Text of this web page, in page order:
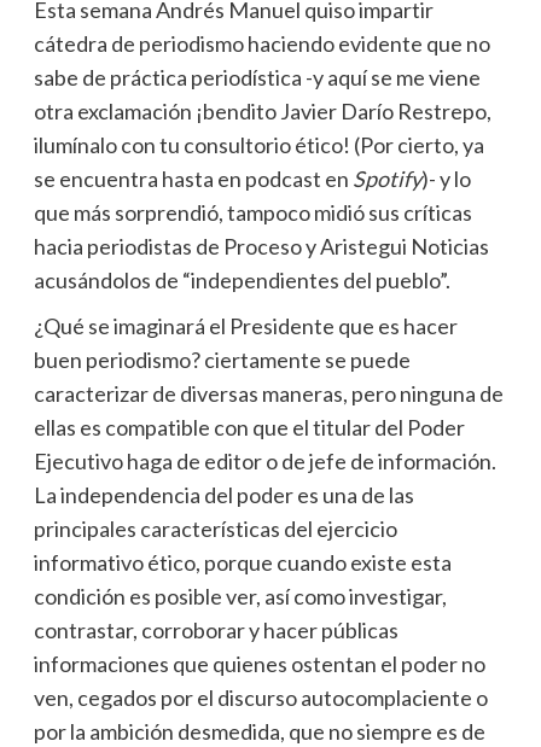
Esta semana Andrés Manuel quiso impartir
cátedra de periodismo haciendo evidente que no
sabe de práctica periodística -y aquí se me viene
otra exclamación ¡bendito Javier Darío Restrepo,
ilumínalo con tu consultorio ético! (Por cierto, ya
se encuentra hasta en podcast en Spotify)- y lo
que más sorprendió, tampoco midió sus críticas
hacia periodistas de Proceso y Aristegui Noticias
acusándolos de “independientes del pueblo”.
¿Qué se imaginará el Presidente que es hacer
buen periodismo? ciertamente se puede
caracterizar de diversas maneras, pero ninguna de
ellas es compatible con que el titular del Poder
Ejecutivo haga de editor o de jefe de información.
La independencia del poder es una de las
principales características del ejercicio
informativo ético, porque cuando existe esta
condición es posible ver, así como investigar,
contrastar, corroborar y hacer públicas
informaciones que quienes ostentan el poder no
ven, cegados por el discurso autocomplaciente o
por la ambición desmedida, que no siempre es de